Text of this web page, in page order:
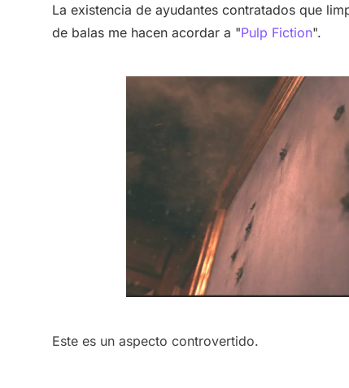
La existencia de ayudantes contratados que
de balas me hacen acordar a "Pulp Fiction".
Este es un aspecto controvertido.